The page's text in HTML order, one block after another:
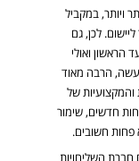
ויותר, במקביל
לכן, גם
ואולי
הרבה מאוד
והמקצועיות של
חדשים, שימור
פחות חשובים.
השליחויות